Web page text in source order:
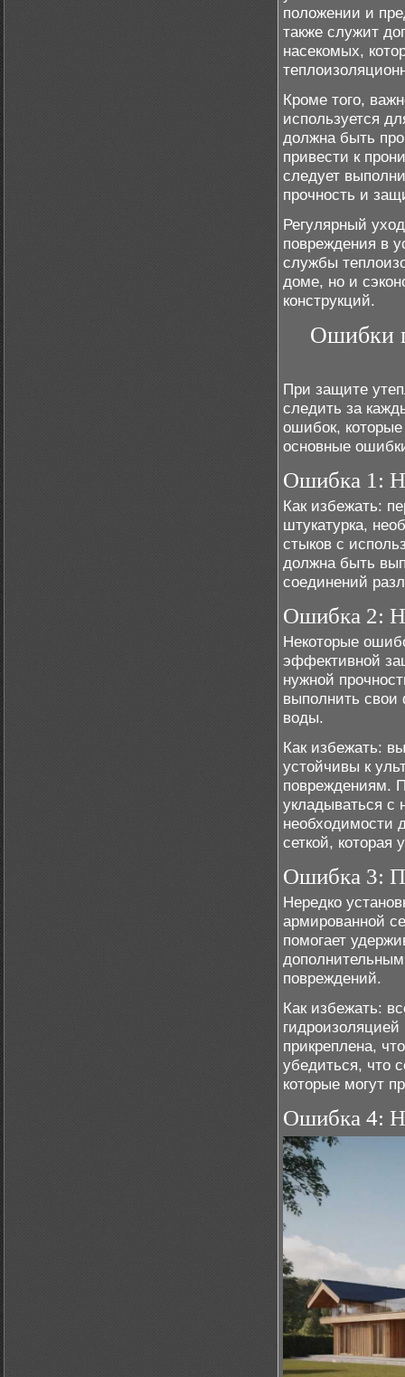
положении и
также служит
насекомых,
Кроме того,
используется
должна быть
привести к
следует
прочность и
Регулярный
повреждения в
службы
доме, но и
конструкций.
Ошибки
При защите
следить за
ошибок,
основные
Ошибка 1:
Как избежать:
штукатурка,
стыков с
должна быть
соединений
Ошибка 2:
Некоторые
эффективной
нужной
выполнить свои
воды.
Как избежать:
устойчивы к
повреждениям.
укладываться с
необходимости
сеткой, которая
Ошибка 3:
Нередко
армированной
помогает
повреждений.
Как избежать:
прикреплена,
убедиться, что
которые могут
Ошибка 4: